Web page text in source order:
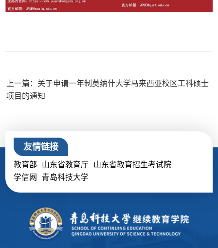
上一篇：关于申请一年制莫纳什大学马来西亚校区工科硕士
项目的通知
友情链接
教育部 山东省教育厅
山东省教育招生考试院
学信网
青岛科技大学